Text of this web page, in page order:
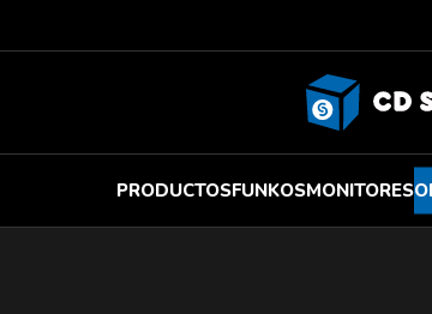
PRODUCTOSFUNKOSMONITORES